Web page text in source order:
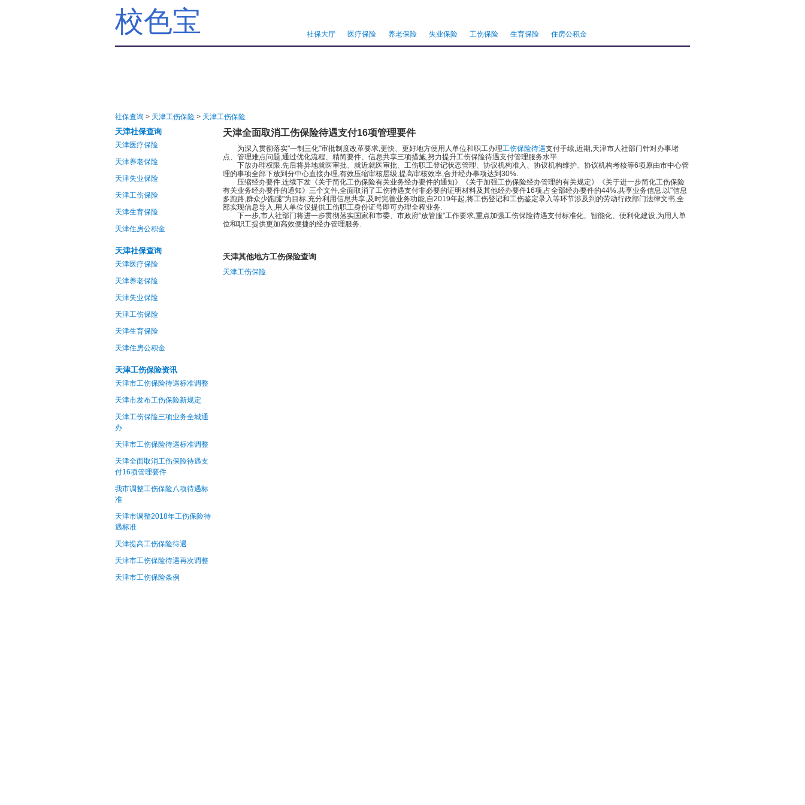
校色宝 社保大厅 医疗保险 养老保险 失业保险 工伤保险 生育保险 住房公积金
社保查询 > 天津工伤保险 > 天津工伤保险
天津社保查询
天津医疗保险
天津养老保险
天津失业保险
天津工伤保险
天津生育保险
天津住房公积金
天津社保查询
天津医疗保险
天津养老保险
天津失业保险
天津工伤保险
天津生育保险
天津住房公积金
天津工伤保险资讯
天津市工伤保险待遇标准调整
天津市发布工伤保险新规定
天津工伤保险三项业务全城通
办
天津市工伤保险待遇标准调整
天津全面取消工伤保险待遇支
付16项管理要件
我市调整工伤保险八项待遇标
准
天津市调整2018年工伤保险待
遇标准
天津提高工伤保险待遇
天津市工伤保险待遇再次调整
天津市工伤保险条例
天津全面取消工伤保险待遇支付16项管理要件
为深入贯彻落实"一制三化"审批制度改革要求,更快、更好地方便用人单位和职工办理工伤保险待遇支付手续,近期,天津市人社部门针对办事堵
点、管理难点问题,通过优化流程、精简要件、信息共享三项措施,努力提升工伤保险待遇支付管理服务水平.
下放办理权限.先后将异地就医审批、就近就医审批、工伤职工登记状态管理、协议机构准入、协议机构维护、协议机构考核等6项原由市中心管
理的事项全部下放到分中心直接办理,有效压缩审核层级,提高审核效率,合并经办事项达到30%.
压缩经办要件.连续下发《关于简化工伤保险有关业务经办要件的通知》《关于加强工伤保险经办管理的有关规定》《关于进一步简化工伤保险
有关业务经办要件的通知》三个文件,全面取消了工伤待遇支付非必要的证明材料及其他经办要件16项,占全部经办要件的44%.共享业务信息.以"信息
多跑路,群众少跑腿"为目标,充分利用信息共享,及时完善业务功能,自2019年起,将工伤登记和工伤鉴定录入等环节涉及到的劳动行政部门法律文书,全
部实现信息导入,用人单位仅提供工伤职工身份证号即可办理全程业务.
下一步,市人社部门将进一步贯彻落实国家和市委、市政府"放管服"工作要求,重点加强工伤保险待遇支付标准化、智能化、便利化建设,为用人单
位和职工提供更加高效便捷的经办管理服务.
天津其他地方工伤保险查询
天津工伤保险